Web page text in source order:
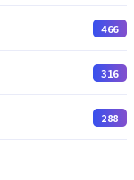
466
316
288